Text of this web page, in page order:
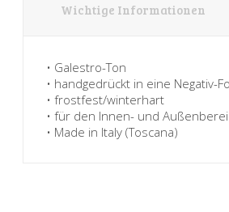
Wichtige Informationen
• Galestro-Ton
• handgedrückt in eine Negativ-
• frostfest/winterhart
• für den Innen- und
• Made in Italy (Toscana)